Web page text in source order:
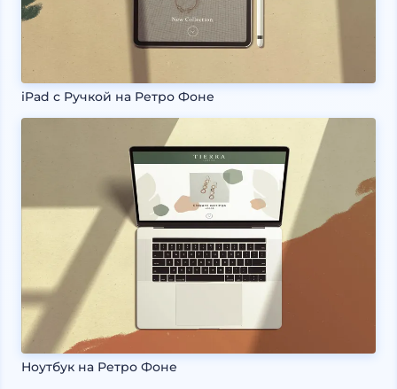
iPad с Ручкой на Ретро Фоне
Ноутбук на Ретро Фоне